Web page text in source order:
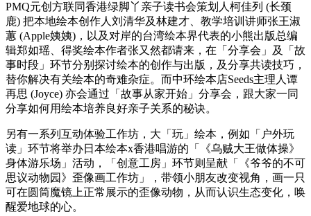
PMQ元创方联同香港绿脚丫亲子读书会策划人柯佳列 (长颈
鹿) 把本地绘本创作人刘清华及林建才、教学培训讲师张王淑
蕙 (Apple姨姨)，以及对岸的台湾绘本界代表的小熊出版总编
辑郑如瑶、得奖绘本作者张又然都请来，在「分享会」及「故
事时段」环节分别探讨绘本的创作与出版，及分享共读技巧，
替你解决有关绘本的奇难杂症。而中环绘本店Seeds主理人谭
再思 (Joyce) 亦会通过「故事从家开始」分享会，跟大家一同
分享如何用绘本培养良好亲子关系的秘诀。
另有一系列互动体验工作坊，大「玩」绘本，例如「户外玩
读」环节将举办日本绘本x香港唱游的「《乌贼大王做体操》
身体游乐场」活动，「创意工房」环节则呈献「《爷爷的不可
思议动物园》歪像画工作坊」，带领小朋友改变视角，画一只
可在圆筒魔镜上正常展示的歪像动物，从而认识生态变化，唤
醒爱地球的心。